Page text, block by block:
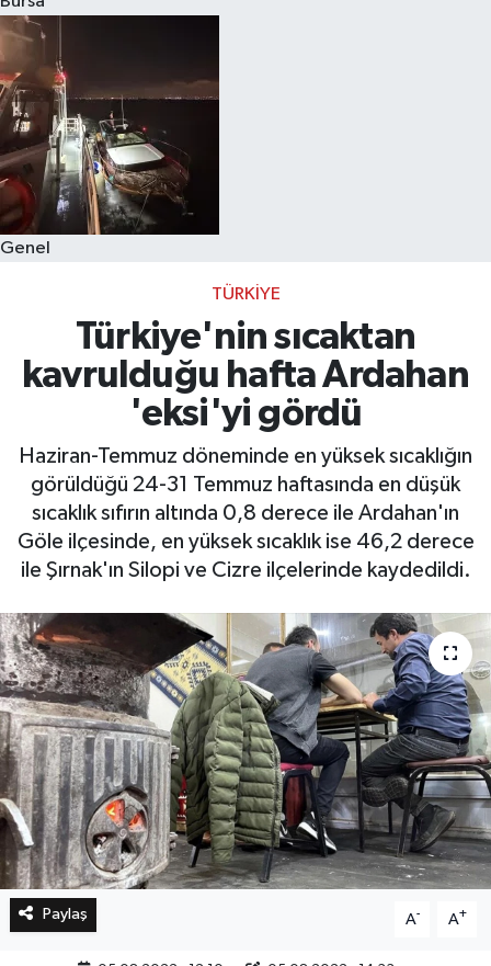
Genel
TÜRKIYE
Türkiye'nin sıcaktan
kavrulduğu hafta Ardahan
'eksi'yi gördü
Haziran-Temmuz döneminde en yüksek sıcaklığın
görüldüğü 24-31 Temmuz haftasında en düşük
sıcaklık sıfırın altında 0,8 derece ile Ardahan'ın
Göle ilçesinde, en yüksek sıcaklık ise 46,2 derece
ile Şırnak'ın Silopi ve Cizre ilçelerinde kaydedildi.
Paylaş A- A+
Sağlık
Dünya
Magazin
Kültür & Sanat
Teknoloji
Genel
Bilim, Teknoloji